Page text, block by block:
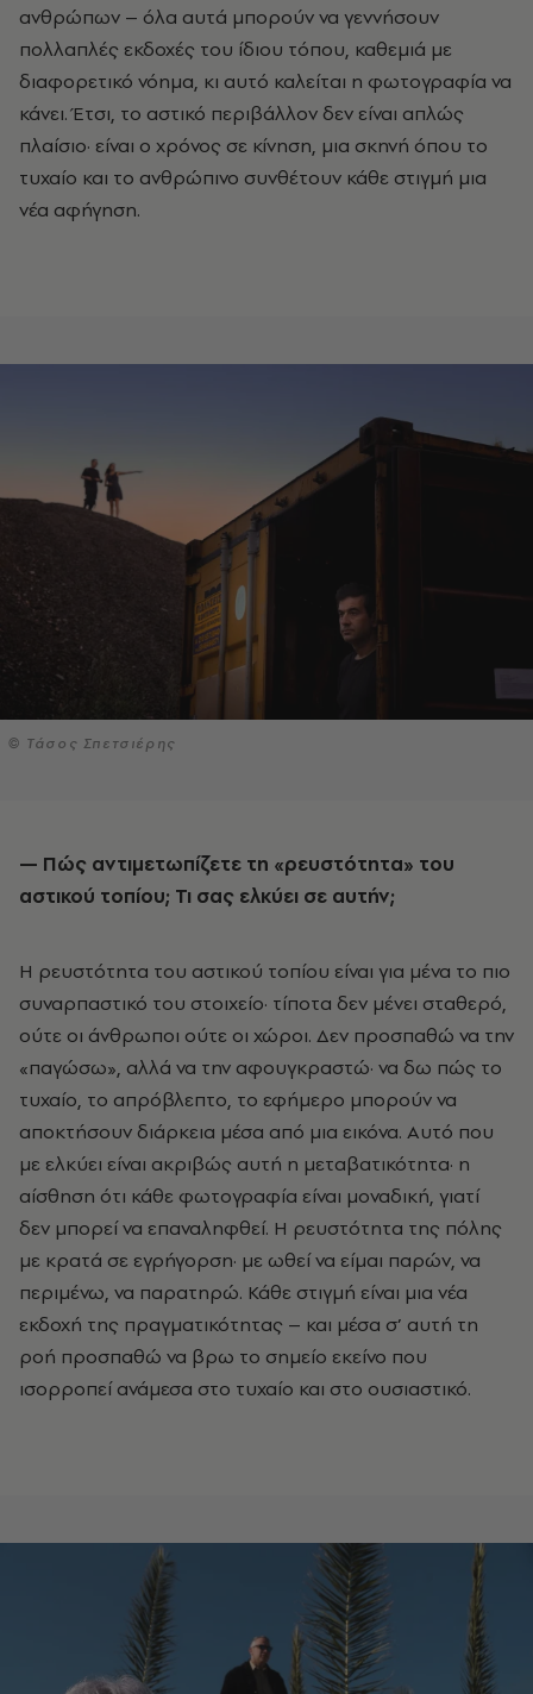
ανθρώπων – όλα αυτά μπορούν να γεννήσουν
πολλαπλές εκδοχές του ίδιου τόπου, καθεμιά με
διαφορετικό νόημα, κι αυτό καλείται η φωτογραφία να
κάνει. Έτσι, το αστικό περιβάλλον δεν είναι απλώς
πλαίσιο· είναι ο χρόνος σε κίνηση, μια σκηνή όπου το
τυχαίο και το ανθρώπινο συνθέτουν κάθε στιγμή μια
νέα αφήγηση.
© Τάσος Σπετσιέρης
— Πώς αντιμετωπίζετε τη «ρευστότητα» του
αστικού τοπίου; Τι σας ελκύει σε αυτήν;
Η ρευστότητα του αστικού τοπίου είναι για μένα το πιο
συναρπαστικό του στοιχείο· τίποτα δεν μένει σταθερό,
ούτε οι άνθρωποι ούτε οι χώροι. Δεν προσπαθώ να την
«παγώσω», αλλά να την αφουγκραστώ· να δω πώς το
τυχαίο, το απρόβλεπτο, το εφήμερο μπορούν να
αποκτήσουν διάρκεια μέσα από μια εικόνα. Αυτό που
με ελκύει είναι ακριβώς αυτή η μεταβατικότητα· η
αίσθηση ότι κάθε φωτογραφία είναι μοναδική, γιατί
δεν μπορεί να επαναληφθεί. Η ρευστότητα της πόλης
με κρατά σε εγρήγορση· με ωθεί να είμαι παρών, να
περιμένω, να παρατηρώ. Κάθε στιγμή είναι μια νέα
εκδοχή της πραγματικότητας – και μέσα σ’ αυτή τη
ροή προσπαθώ να βρω το σημείο εκείνο που
ισορροπεί ανάμεσα στο τυχαίο και στο ουσιαστικό.